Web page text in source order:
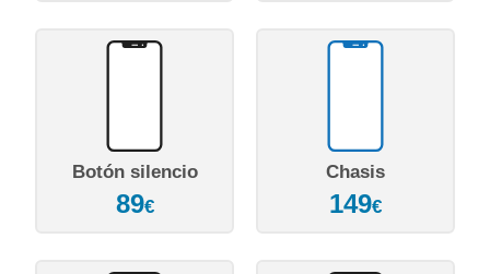
Botón silencio
89€
Chasis
149€